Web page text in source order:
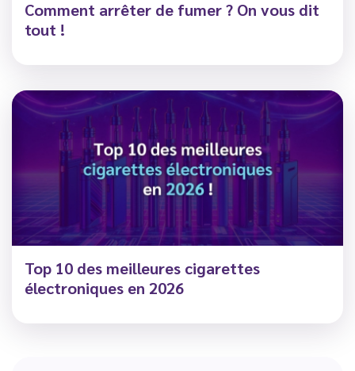
Comment arrêter de fumer ? On vous dit
tout !
Top 10 des meilleures cigarettes
électroniques en 2026